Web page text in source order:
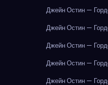
Джейн Остин —
Джейн Остин —
Джейн Остин —
Джейн Остин —
Джейн Остин —